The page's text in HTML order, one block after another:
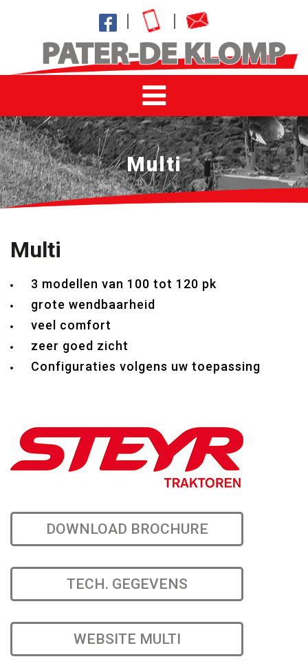
Multi
Multi
3 modellen van 100 tot 120 pk
grote wendbaarheid
veel comfort
zeer goed zicht
Configuraties volgens uw toepassing
DOWNLOAD BROCHURE
TECH. GEGEVENS
WEBSITE MULTI